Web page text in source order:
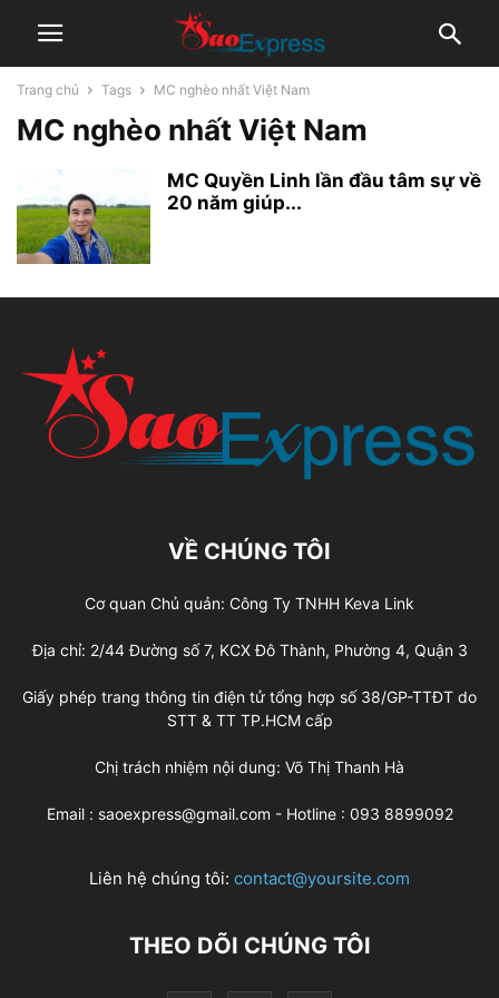
Trang chủ Tags MC nghèo nhất Việt Nam
MC nghèo nhất Việt Nam
MC Quyền Linh lần đầu tâm sự về
20 năm giúp...
VỀ CHÚNG TÔI
Cơ quan Chủ quản: Công Ty TNHH Keva Link
Địa chỉ: 2/44 Đường số 7, KCX Đô Thành, Phường 4, Quận 3
Giấy phép trang thông tin điện tử tổng hợp số 38/GP-TTĐT do
STT & TT TP.HCM cấp
Chị trách nhiệm nội dung: Võ Thị Thanh Hà
Email : saoexpress@gmail.com - Hotline : 093 8899092
Liên hệ chúng tôi: contact@yoursite.com
THEO DÕI CHÚNG TÔI